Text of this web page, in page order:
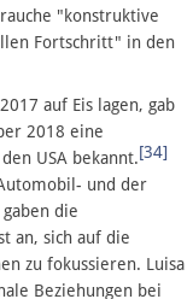
"konstruktive
Fortschritt" in den
auf Eis lagen, gab
2018 eine
USA bekannt.[34]
und der
die
an, sich auf die
zu fokussieren. Luisa
Beziehungen bei